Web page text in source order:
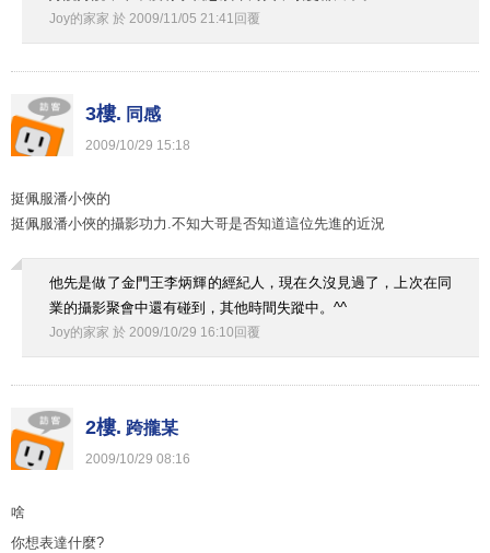
Joy的家家 於 2009/11/05 21:41 回覆
3樓. 同感
2009/10/29 15:18
挺佩服潘小俠的
挺佩服潘小俠的攝影功力.不知大哥是否知道這位先進的近況
他先是做了金門王李炳輝的經紀人，現在久沒見過了，上次在同
業的攝影聚會中還有碰到，其他時間失蹤中。^^
Joy的家家 於 2009/10/29 16:10 回覆
2樓. 跨攏某
2009/10/29 08:16
啥
你想表達什麼?